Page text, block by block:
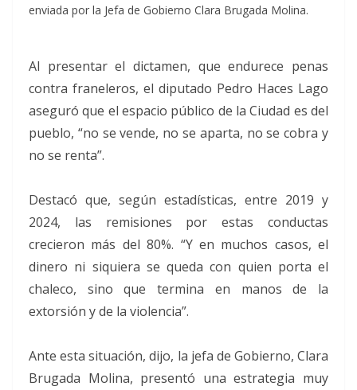
enviada por la Jefa de Gobierno Clara Brugada Molina.
Al presentar el dictamen, que endurece penas
contra franeleros, el diputado Pedro Haces Lago
aseguró que el espacio público de la Ciudad es del
pueblo, “no se vende, no se aparta, no se cobra y
no se renta”.
Destacó que, según estadísticas, entre 2019 y
2024, las remisiones por estas conductas
crecieron más del 80%. “Y en muchos casos, el
dinero ni siquiera se queda con quien porta el
chaleco, sino que termina en manos de la
extorsión y de la violencia”.
Ante esta situación, dijo, la jefa de Gobierno, Clara
Brugada Molina, presentó una estrategia muy